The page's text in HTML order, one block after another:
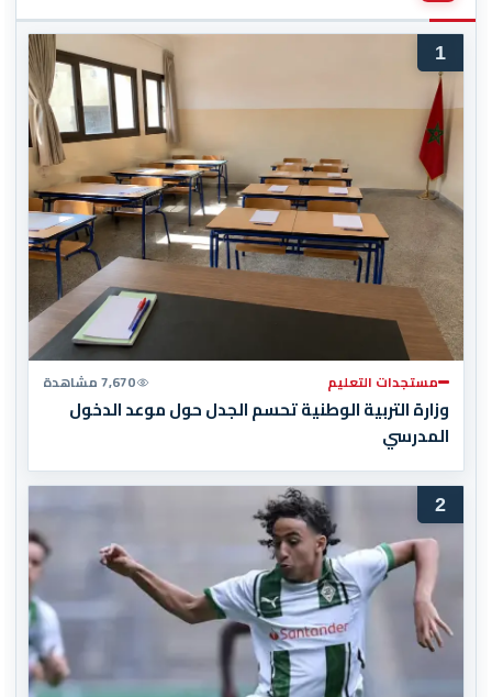
1
مستجدات التعليم 7,670 مشاهدة
وزارة التربية الوطنية تحسم الجدل حول موعد الدخول
المدرسي
2